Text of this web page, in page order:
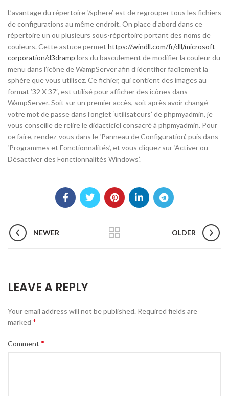
L’avantage du répertoire ‘/sphere’ est de regrouper tous les fichiers
de configurations au même endroit. On place d’abord dans ce
répertoire un ou plusieurs sous-répertoire portant des noms de
couleurs. Cette astuce permet https://windll.com/fr/dll/microsoft-
corporation/d3dramp lors du basculement de modifier la couleur du
menu dans l’icône de WampServer afin d’identifier facilement la
sphère que vous utilisez. Ce fichier, qui contient des images au
format ’32 X 37′, est utilisé pour afficher des icônes dans
WampServer. Soit sur un premier accès, soit après avoir changé
votre mot de passe dans l’onglet ‘utilisateurs’ de phpmyadmin, je
vous conseille de relire le didacticiel consacré à phpmyadmin. Pour
ce faire, rendez-vous dans le ‘Panneau de Configuration’, puis dans
‘Programmes et Fonctionnalités’, et vous cliquez sur ‘Activer ou
Désactiver des Fonctionnalités Windows’.
NEWER OLDER
LEAVE A REPLY
Your email address will not be published. Required fields are
marked *
Comment *